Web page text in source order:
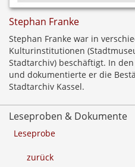
Stephan Franke
Stephan Franke war in
Kulturinstitutionen
Stadtarchiv) beschäftigt. In
und dokumentierte er die
Stadtarchiv Kassel.
Leseproben & Dokumente
Leseprobe
zurück